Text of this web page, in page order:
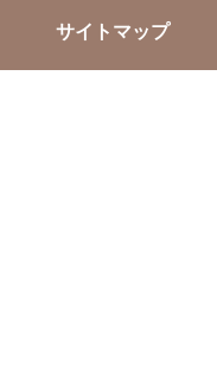
サイトマップ